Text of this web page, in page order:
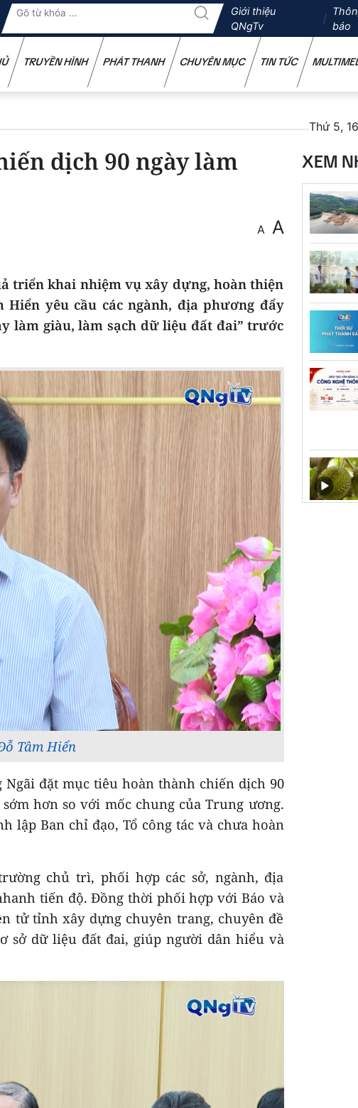
Giới thiệu
QNgTv
báo
TRUYỀN HÌNH PHÁT THANH CHUYÊN MỤC TIN TỨC
Thứ 5,
dịch 90 ngày làm
A A
triển khai nhiệm vụ xây dựng, hoàn thiện
yêu cầu các ngành, địa phương đẩy
làm giàu, làm sạch dữ liệu đất đai” trước
Tâm Hiển
đặt mục tiêu hoàn thành chiến dịch 90
hơn so với mốc chung của Trung ương.
lập Ban chỉ đạo, Tổ công tác và chưa hoàn
chủ trì, phối hợp các sở, ngành, địa
tiến độ. Đồng thời phối hợp với Báo và
tử tỉnh xây dựng chuyên trang, chuyên đề
sở dữ liệu đất đai, giúp người dân hiểu và
XEM